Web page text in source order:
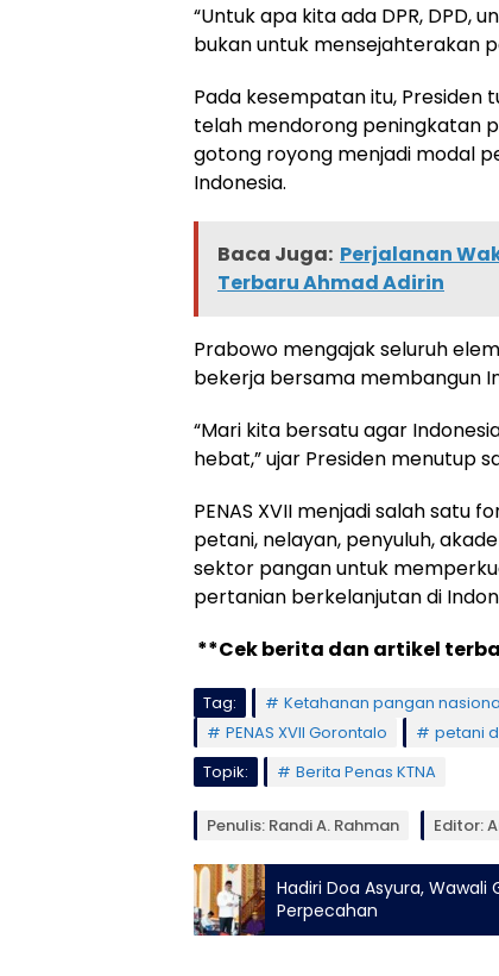
“Untuk apa kita ada DPR, DPD,
bukan untuk mensejahterakan
Pada kesempatan itu, Presiden
telah mendorong peningkatan
gotong royong menjadi modal
Indonesia.
Baca Juga: Perjalanan
Terbaru Ahmad Adirin
Prabowo mengajak seluruh
bekerja bersama membangun
“Mari kita bersatu agar
hebat,” ujar Presiden menutup
PENAS XVII menjadi salah
petani, nelayan, penyuluh,
sektor pangan untuk
pertanian berkelanjutan di
**Cek berita dan artikel
Tag: Ketahanan pangan
PENAS XVII Gorontalo
petani
Topik:
Berita Penas KTNA
Penulis: Randi A. Rahman Editor:
Hadiri Doa Asyura,
Perpecahan